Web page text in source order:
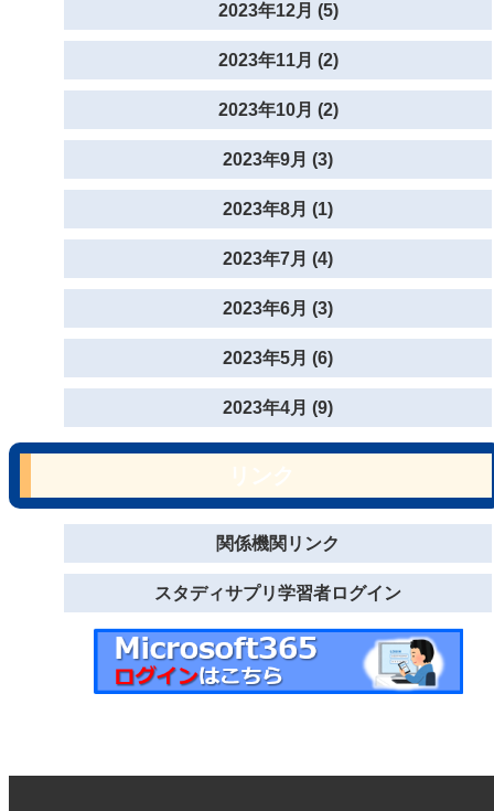
2023年12月 (5)
2023年11月 (2)
2023年10月 (2)
2023年9月 (3)
2023年8月 (1)
2023年7月 (4)
2023年6月 (3)
2023年5月 (6)
2023年4月 (9)
関係機関リンク
スタディサプリ学習者ログイン